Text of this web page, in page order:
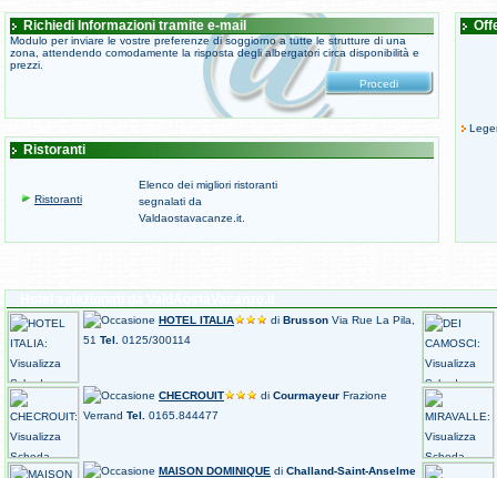
Richiedi Informazioni tramite e-mail
Modulo per inviare le vostre preferenze di soggiorno a tutte le strutture di una
zona, attendendo comodamente la risposta degli albergatori circa disponibilità e
prezzi.
Ristoranti
Ristoranti
Elenco dei migliori ristoranti
segnalati da
Valdaostavacanze.it.
HOTEL ITALIA di Brusson Via Rue La Pila,
51 Tel. 0125/300114
CHECROUIT di Courmayeur Frazione
Verrand Tel. 0165.844477
MAISON DOMINIQUE di Challand-Saint-Anselme